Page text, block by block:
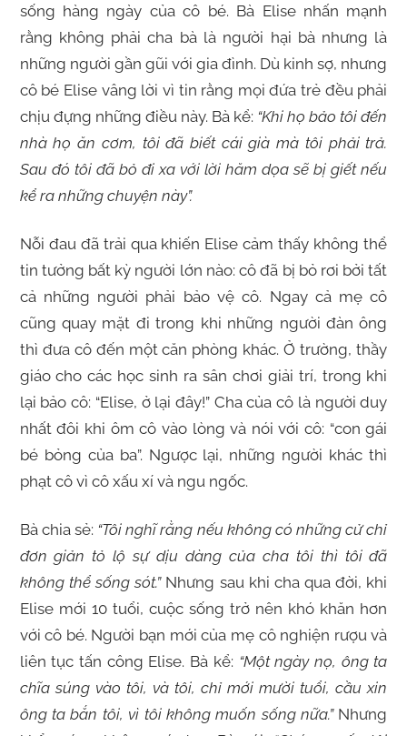
sống hàng ngày của cô bé. Bà Elise nhấn mạnh
rằng không phải cha bà là người hại bà nhưng là
những người gần gũi với gia đình. Dù kinh sợ, nhưng
cô bé Elise vâng lời vì tin rằng mọi đứa trẻ đều phải
chịu đựng những điều này. Bà kể: “Khi họ bảo tôi đến
nhà họ ăn cơm, tôi đã biết cái già mà tôi phải trả.
Sau đó tôi đã bỏ đi xa với lời hăm dọa sẽ bị giết nếu
kể ra những chuyện này”.
Nỗi đau đã trải qua khiến Elise cảm thấy không thể
tin tưởng bất kỳ người lớn nào: cô đã bị bỏ rơi bởi tất
cả những người phải bảo vệ cô. Ngay cả mẹ cô
cũng quay mặt đi trong khi những người đàn ông
thì đưa cô đến một căn phòng khác. Ở trường, thầy
giáo cho các học sinh ra sân chơi giải trí, trong khi
lại bảo cô: “Elise, ở lại đây!” Cha của cô là người duy
nhất đôi khi ôm cô vào lòng và nói với cô: “con gái
bé bỏng của ba”. Ngược lại, những người khác thì
phạt cô vì cô xấu xí và ngu ngốc.
Bà chia sẻ: “Tôi nghĩ rằng nếu không có những cử chỉ
đơn giản tỏ lộ sự dịu dàng của cha tôi thì tôi đã
không thể sống sót.”Nhưng sau khi cha qua đời, khi
Elise mới 10 tuổi, cuộc sống trở nên khó khăn hơn
với cô bé. Người bạn mới của mẹ cô nghiện rượu và
liên tục tấn công Elise. Bà kể: “Một ngày nọ, ông ta
chĩa súng vào tôi, và tôi, chỉ mới mười tuổi, cầu xin
ông ta bắn tôi, vì tôi không muốn sống nữa.”Nhưng